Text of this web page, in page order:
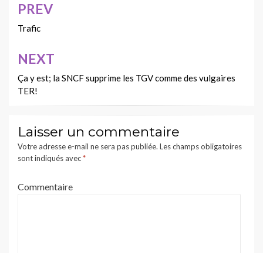
Navigation
de
l’article
PREV
Trafic
NEXT
Ça y est; la SNCF supprime les TGV comme des vulgaires
TER!
Laisser un commentaire
Votre adresse e-mail ne sera pas publiée. Les champs obligatoires
sont indiqués avec*
Commentaire